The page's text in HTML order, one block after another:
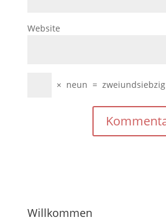
Website
× neun = zweiundsiebzig
Willkommen